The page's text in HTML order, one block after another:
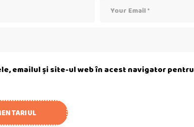
emailul și site-ul web în acest navigator